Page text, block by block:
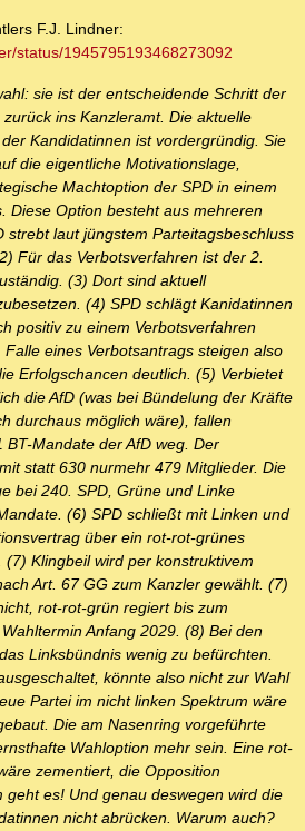
F.J. Lindner:
status/1945795193468273092
sie ist der entscheidende Schritt der
ins Kanzleramt. Die aktuelle
Kandidatinnen ist vordergründig. Sie
die eigentliche Motivationslage,
Machtoption der SPD in einem
Diese Option besteht aus mehreren
strebt laut jüngstem Parteitagsbeschluss
Für das Verbotsverfahren ist der 2.
(3) Dort sind aktuell
(4) SPD schlägt Kanidatinnen
positiv zu einem Verbotsverfahren
eines Verbotsantrags steigen also
Erfolgschancen deutlich. (5) Verbietet
die AfD (was bei Bündelung der Kräfte
durchaus möglich wäre), fallen
BT-Mandate der AfD weg. Der
statt 630 nurmehr 479 Mitglieder. Die
bei 240. SPD, Grüne und Linke
(6) SPD schließt mit Linken und
über ein rot-rot-grünes
(7) Klingbeil wird per konstruktivem
Art. 67 GG zum Kanzler gewählt. (7)
rot-rot-grün regiert bis zum
Anfang 2029. (8) Bei den
Linksbündnis wenig zu befürchten.
könnte also nicht zur Wahl
Partei im nicht linken Spektrum wäre
Die am Nasenring vorgeführte
Wahloption mehr sein. Eine rot-
zementiert, die Opposition
geht es! Und genau deswegen wird die
nicht abrücken. Warum auch?